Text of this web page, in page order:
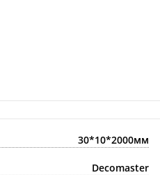
30*10*2000мм
Decomaster